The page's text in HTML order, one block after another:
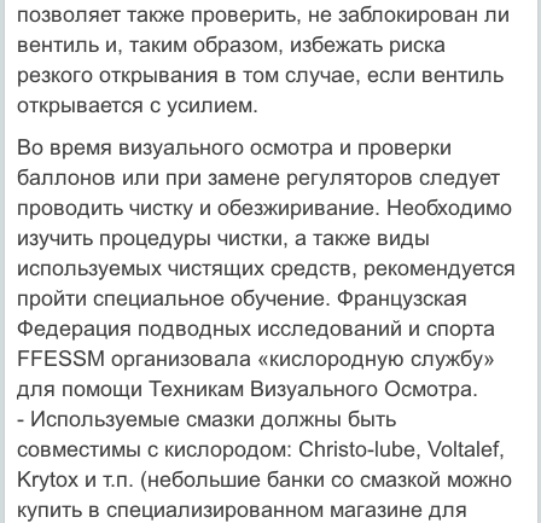
позволяет также проверить, не заблокирован ли
вентиль и, таким образом, избежать риска
резкого открывания в том случае, если вентиль
открывается с усилием.
Во время визуального осмотра и проверки
баллонов или при замене регуляторов следует
проводить чистку и обезжиривание. Необходимо
изучить процедуры чистки, а также виды
используемых чистящих средств, рекомендуется
пройти специальное обучение. Французская
Федерация подводных исследований и спорта
FFESSM организовала «кислородную службу»
для помощи Техникам Визуального Осмотра.
- Используемые смазки должны быть
совместимы с кислородом: Christo-lube, Voltalef,
Krytox и т.п. (небольшие банки со смазкой можно
купить в специализированном магазине для